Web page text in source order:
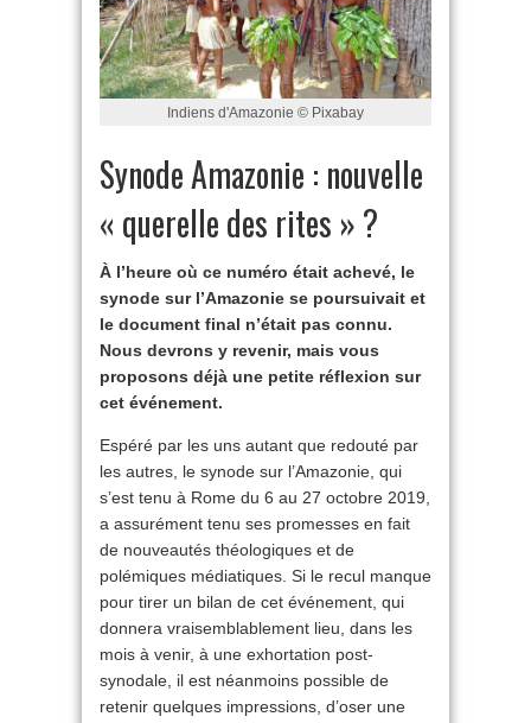
Indiens d'Amazonie © Pixabay
Synode Amazonie : nouvelle
« querelle des rites » ?
À l’heure où ce numéro était achevé, le
synode sur l’Amazonie se poursuivait et
le document final n’était pas connu.
Nous devrons y revenir, mais vous
proposons déjà une petite réflexion sur
cet événement.
Espéré par les uns autant que redouté par
les autres, le synode sur l’Amazonie, qui
s’est tenu à Rome du 6 au 27 octobre 2019,
a assurément tenu ses promesses en fait
de nouveautés théologiques et de
polémiques médiatiques. Si le recul manque
pour tirer un bilan de cet événement, qui
donnera vraisemblablement lieu, dans les
mois à venir, à une exhortation post-
synodale, il est néanmoins possible de
retenir quelques impressions, d’oser une